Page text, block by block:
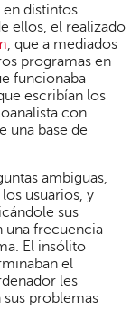
en distintos
ellos, el realizado
, que a mediados
programas en
funcionaba
escribían los
con
una base de
ambiguas,
usuarios, y
sus
una frecuencia
El insólito
el
les
sus problemas